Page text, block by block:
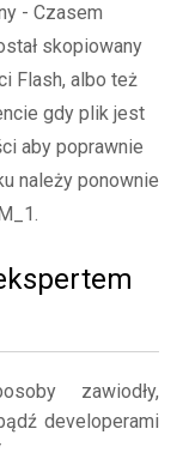
- Czasem
skopiowany
Flash, albo też
gdy plik jest
aby poprawnie
należy ponownie
zawiodły,
developerami